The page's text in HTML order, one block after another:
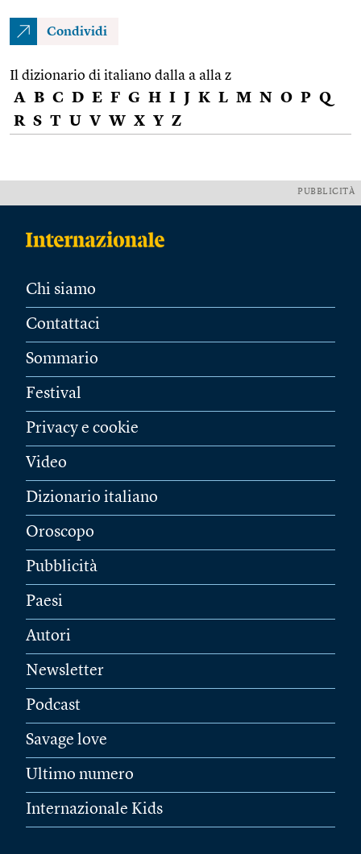
Condividi
Il dizionario di italiano dalla a alla z
A B C D E F G H I J K L M N O P Q
R S T U V W X Y Z
PUBBLICITÀ
Chi siamo
Contattaci
Sommario
Festival
Privacy e cookie
Video
Dizionario italiano
Oroscopo
Pubblicità
Paesi
Autori
Newsletter
Podcast
Savage love
Ultimo numero
Internazionale Kids